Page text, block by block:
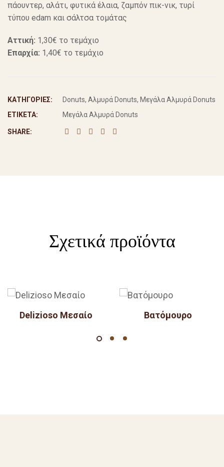
πάουντερ, αλάτι, φυτικά έλαια, ζαμπόν πικ-νικ, τυρί
τύπου edam και σάλτσα τομάτας
Αττική: 1,30€ το τεμάχιο
Επαρχία: 1,40€ το τεμάχιο
ΚΑΤΗΓΟΡΊΕΣ: Donuts, Αλμυρά Donuts, Μεγάλα Αλμυρά Donuts
ΕΤΙΚΈΤΑ:
Μεγάλα Αλμυρά Donuts
SHARE:
Σχετικά προϊόντα
Delizioso Μεσαίο Βατόμουρο